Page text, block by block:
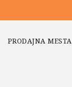
PRODAJNA MESTA